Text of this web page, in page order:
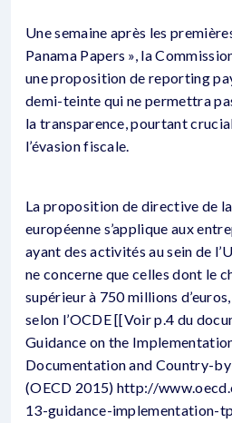
Une semaine après les
Panama Papers », la
une proposition de reporting
demi-teinte qui ne permettra
la transparence, pourtant
l’évasion fiscale.
La proposition de directive de
européenne s’applique aux
ayant des activités au sein de
ne concerne que celles dont le
supérieur à 750 millions
selon l’OCDE [[Voir p.4 du
Guidance on the
Documentation and Country-
(OECD 2015) http://
13-guidance-implementation-